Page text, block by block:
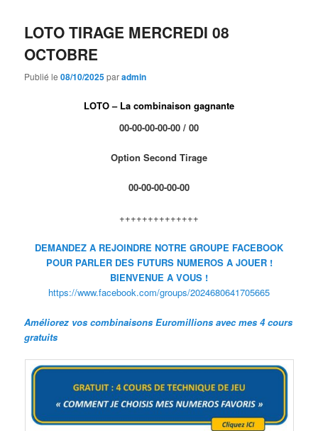
LOTO TIRAGE MERCREDI 08
OCTOBRE
Publié le08/10/2025paradmin
LOTO – La combinaison gagnante
00-00-00-00-00 / 00
Option Second Tirage
00-00-00-00-00
++++++++++++++
DEMANDEZ A REJOINDRE NOTRE GROUPE FACEBOOK
POUR PARLER DES FUTURS NUMEROS A JOUER !
BIENVENUE A VOUS !
https://www.facebook.com/groups/2024680641705665
Améliorez vos combinaisons Euromillions avec mes 4 cours
gratuits